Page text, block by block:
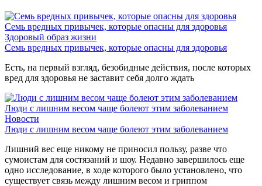
Семь вредных привычек, которые опасны для здоровья
Здоровый образ жизни
Семь вредных привычек, которые опасны для здоровья
Есть, на первый взгляд, безобидные действия, после которых
вред для здоровья не заставит себя долго ждать
Люди с лишним весом чаще болеют этим заболеванием
Новости
Люди с лишним весом чаще болеют этим заболеванием
Лишний вес еще никому не приносил пользу, разве что
сумоистам для состязаний и шоу. Недавно завершилось еще
одно исследование, в ходе которого было установлено, что
существует связь между лишним весом и гриппом